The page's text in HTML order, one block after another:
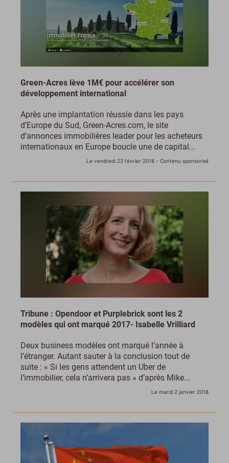
Green-Acres lève 1M€ pour accélérer son
développement international
Après une implantation réussie dans les pays
d’Europe du Sud, Green-Acres.com, le site
d’annonces immobilières leader pour les acheteurs
internationaux en Europe boucle une de capital...
Le vendredi 23 février 2018 - Contenu sponsorisé
Tribune : Opendoor et Purplebrick sont les 2
modèles qui ont marqué 2017- Isabelle Vrilliard
Deux business modèles ont marqué l’année à
l’étranger. Autant sauter à la conclusion tout de
suite : « Si les gens attendent un Uber de
l’immobilier, cela n’arrivera pas » d’après Mike...
Le mardi 2 janvier 2018